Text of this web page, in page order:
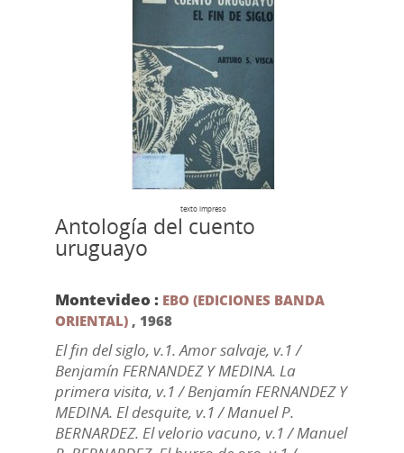
texto impreso
Antología del cuento
uruguayo
Montevideo : EBO (EDICIONES BANDA
ORIENTAL), 1968
El fin del siglo, v.1. Amor salvaje, v.1 /
Benjamín FERNANDEZ Y MEDINA. La
primera visita, v.1 / Benjamín FERNANDEZ Y
MEDINA. El desquite, v.1 / Manuel P.
BERNARDEZ. El velorio vacuno, v.1 / Manuel